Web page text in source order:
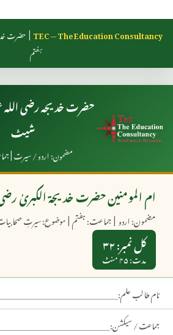
TEC — The Education Consultancy | حضرت
ہفتم
حضرت خدیجہ رضی
شیٹ
مضمون: اردو / سیرت |
ام المومنین حضرت خدیجۃ الکبریٰ رضی
مضمون: اردو | جماعت: ہفتم | موضوع: سیرتِ
کل نمبر: ۳۲
مدت: ۴۵ منٹ
نام طالب علم:
جماعت / سیکشن: